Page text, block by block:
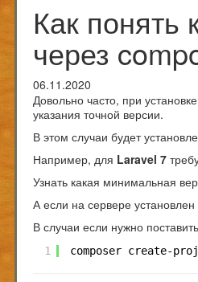
Как понять
через
06.11.2020
Довольно часто, при
указания точной версии.
В этом случаи будет
Например, для Laravel 7
Узнать какая минимальная
А если на сервере установлен
В случаи если нужно
1 composer create-